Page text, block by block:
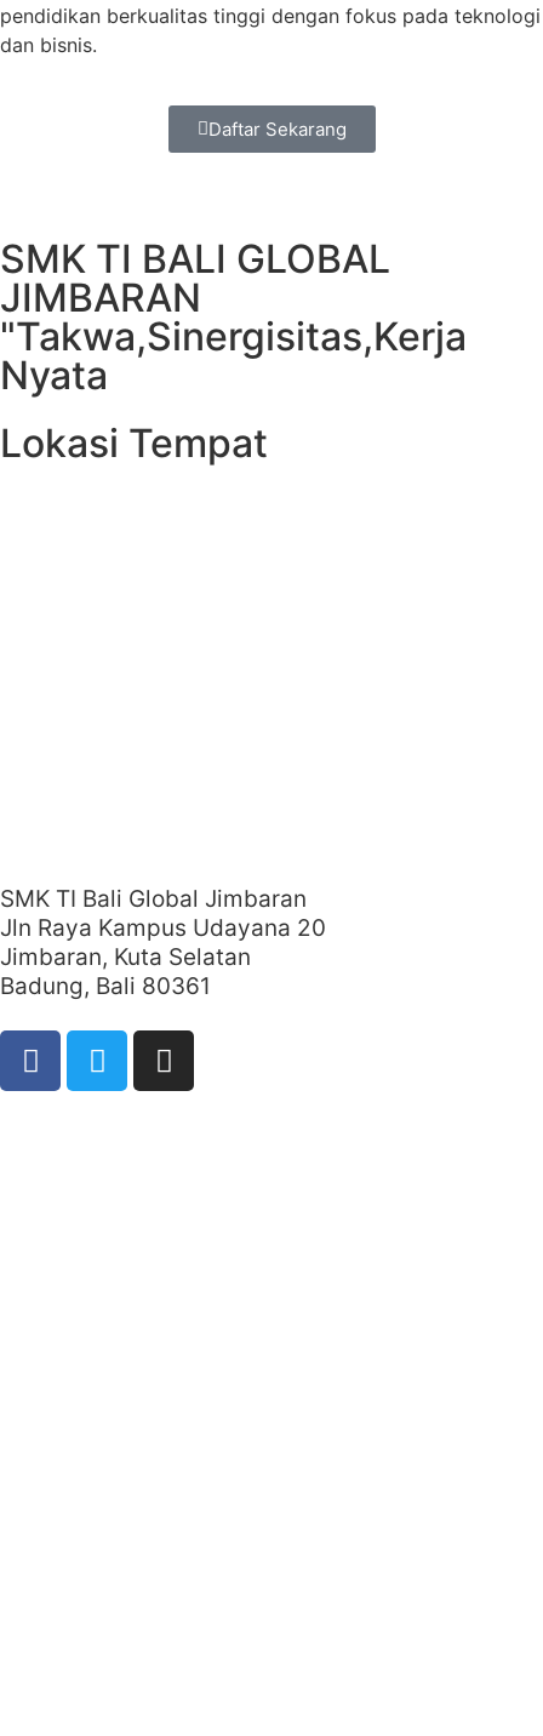
pendidikan berkualitas tinggi dengan fokus pada teknologi
dan bisnis.
Daftar Sekarang
SMK TI BALI GLOBAL
JIMBARAN
"Takwa,Sinergisitas,Kerja
Nyata
Lokasi Tempat
SMK TI Bali Global Jimbaran
Jln Raya Kampus Udayana 20
Jimbaran, Kuta Selatan
Badung, Bali 80361